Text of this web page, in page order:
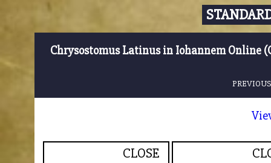
Chrysostomus Latinus in Iohannem Online
CLOSE